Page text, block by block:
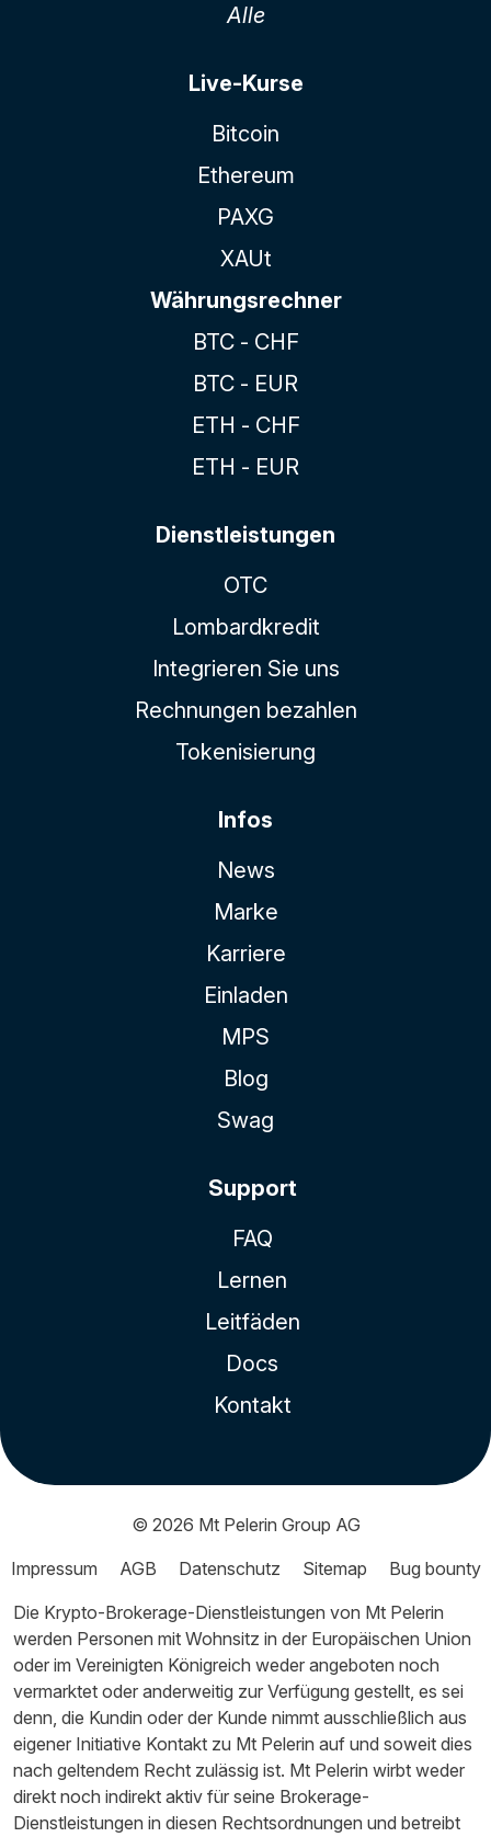
Alle
Live-Kurse
Bitcoin
Ethereum
PAXG
XAUt
Währungsrechner
BTC - CHF
BTC - EUR
ETH - CHF
ETH - EUR
Dienstleistungen
OTC
Lombardkredit
Integrieren Sie uns
Rechnungen bezahlen
Tokenisierung
Infos
News
Marke
Karriere
Einladen
MPS
Blog
Swag
Support
FAQ
Lernen
Leitfäden
Docs
Kontakt
© 2026 Mt Pelerin Group AG
Impressum
AGB Datenschutz Sitemap
Bug bounty
Die Krypto-Brokerage-Dienstleistungen von Mt Pelerin
werden Personen mit Wohnsitz in der Europäischen Union
oder im Vereinigten Königreich weder angeboten noch
vermarktet oder anderweitig zur Verfügung gestellt, es sei
denn, die Kundin oder der Kunde nimmt ausschließlich aus
eigener Initiative Kontakt zu Mt Pelerin auf und soweit dies
nach geltendem Recht zulässig ist. Mt Pelerin wirbt weder
direkt noch indirekt aktiv für seine Brokerage-
Dienstleistungen in diesen Rechtsordnungen und betreibt